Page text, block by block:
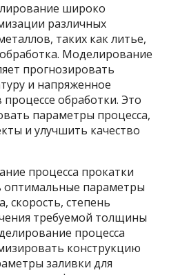
широко
различных
таких как литье,
Моделирование
прогнозировать
и напряженное
обработки. Это
параметры процесса,
и улучшить качество
процесса прокатки
оптимальные параметры
скорость, степень
требуемой толщины
процесса
конструкцию
заливки для